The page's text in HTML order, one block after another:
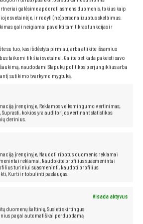
galėsime apdoroti asmens duomenis, tokius kaip
svetainėje, ir rodyti (ne)personalizuotus skelbimus.
gali neigiamai paveikti tam tikras funkcijas ir
su tuo, kas išdėstyta pirmiau, arba atlikite išsamius
taikomi tik šiai svetainei. Galite bet kada pakeisti savo
naudodami Slapukų politikos perjungiklius arba
sutikimo tvarkymo mygtuką.
įrenginyje, Reklamos veiksmingumo vertinimas,
kokios yra auditorijos vertinant statistikos
derinius.
įrenginyje, Naudoti ribotus duomenis reklamai
reklamai, Naudokite profilius suasmenintai
turiniui suasmeninti, Naudoti profilius
Kurti ir tobulinti paslaugas.
Visada aktyvus
duomenų šaltinių, Susieti skirtingus
pagal automatiškai perduodamą